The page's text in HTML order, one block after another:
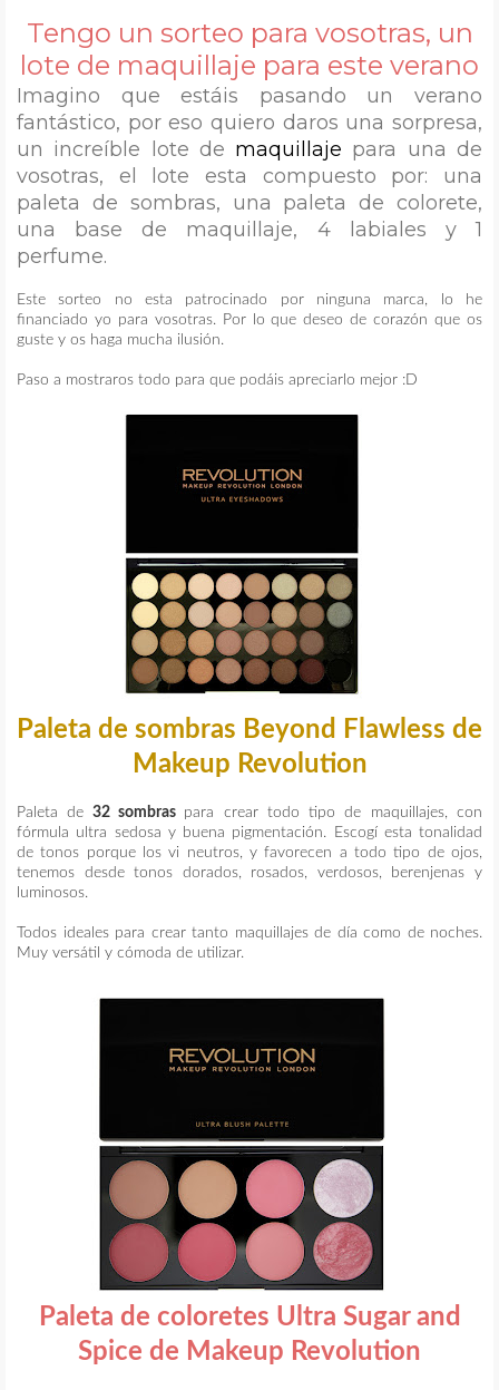
Tengo un sorteo para vosotras, un
lote de maquillaje para este verano
Imagino que estáis pasando un verano
fantástico, por eso quiero daros una sorpresa,
un increíble lote de maquillaje para una de
vosotras, el lote esta compuesto por: una
paleta de sombras, una paleta de colorete,
una base de maquillaje, 4 labiales y 1
perfume.
Este sorteo no esta patrocinado por ninguna marca, lo he
financiado yo para vosotras. Por lo que deseo de corazón que os
guste y os haga mucha ilusión.
Paso a mostraros todo para que podáis apreciarlo mejor :D
Paleta de sombras Beyond Flawless de
Makeup Revolution
Paleta de 32 sombras para crear todo tipo de maquillajes, con
fórmula ultra sedosa y buena pigmentación. Escogí esta tonalidad
de tonos porque los vi neutros, y favorecen a todo tipo de ojos,
tenemos desde tonos dorados, rosados, verdosos, berenjenas y
luminosos.
Todos ideales para crear tanto maquillajes de día como de noches.
Muy versátil y cómoda de utilizar.
Paleta de coloretes Ultra Sugar and
Spice de Makeup Revolution